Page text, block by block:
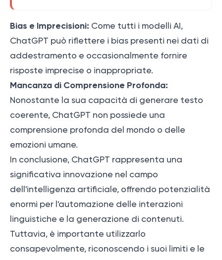
Bias e Imprecisioni: Come tutti i modelli AI,
ChatGPT può riflettere i bias presenti nei dati di
addestramento e occasionalmente fornire
risposte imprecise o inappropriate.
Mancanza di Comprensione Profonda:
Nonostante la sua capacità di generare testo
coerente, ChatGPT non possiede una
comprensione profonda del mondo o delle
emozioni umane.
In conclusione, ChatGPT rappresenta una
significativa innovazione nel campo
dell'intelligenza artificiale, offrendo potenzialità
enormi per l'automazione delle interazioni
linguistiche e la generazione di contenuti.
Tuttavia, è importante utilizzarlo
consapevolmente, riconoscendo i suoi limiti e le